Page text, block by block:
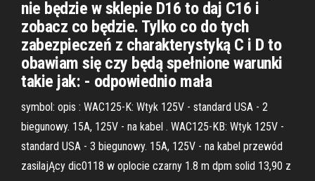
nie będzie w sklepie D16 to daj C16 i
zobacz co będzie. Tylko co do tych
zabezpieczeń z charakterystyką C i D to
obawiam się czy będą spełnione warunki
takie jak: - odpowiednio mała
symbol: opis : WAC125-K: Wtyk 125V - standard USA - 2
biegunowy. 15A, 125V - na kabel . WAC125-KB: Wtyk 125V -
standard USA - 3 biegunowy. 15A, 125V - na kabel przewód
zasilajĄcy dic0118 w oplocie czarny 1.8 m dpm solid 13,90 z